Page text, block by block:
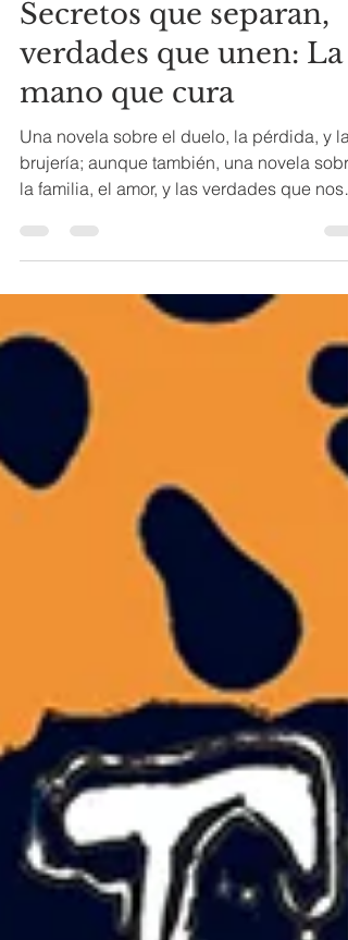
Novela
Secretos que separan,
verdades que unen: La
mano que cura
Una novela sobre el duelo, la pérdida, y la
brujería; aunque también, una novela sobre
la familia, el amor, y las verdades que nos